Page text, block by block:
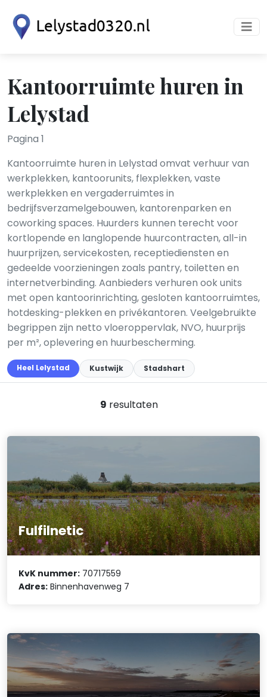
Kantoorruimte huren in
Lelystad
Pagina 1
Kantoorruimte huren in Lelystad omvat verhuur van
werkplekken, kantoorunits, flexplekken, vaste
werkplekken en vergaderruimtes in
bedrijfsverzamelgebouwen, kantorenparken en
coworking spaces. Huurders kunnen terecht voor
kortlopende en langlopende huurcontracten, all-in
huurprijzen, servicekosten, receptiediensten en
gedeelde voorzieningen zoals pantry, toiletten en
internetverbinding. Aanbieders verhuren ook units
met open kantoorinrichting, gesloten kantoorruimtes,
hotdesking-plekken en privékantoren. Veelgebruikte
begrippen zijn netto vloeroppervlak, NVO, huurprijs
per m², oplevering en huurbescherming.
Heel Lelystad Kustwijk Stadshart
9 resultaten
Fulfilnetic
KvK nummer: 70717559
Adres: Binnenhavenweg 7